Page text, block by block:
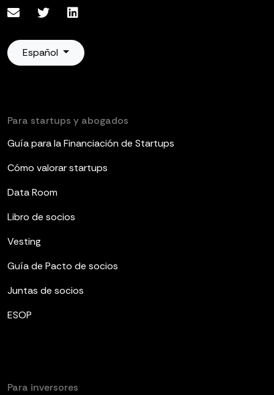
Español
Para startups y abogados
Guía para la Financiación de Startups
Cómo valorar startups
Data Room
Libro de socios
Vesting
Guía de Pacto de socios
Juntas de socios
ESOP
Para inversores